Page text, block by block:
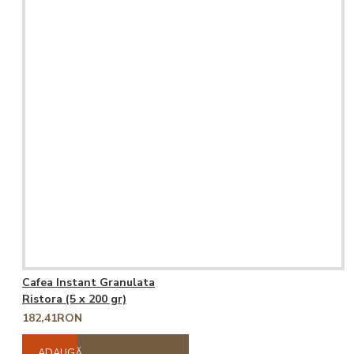
Cafea Instant Granulata
Ristora (5 x 200 gr)
182,41RON